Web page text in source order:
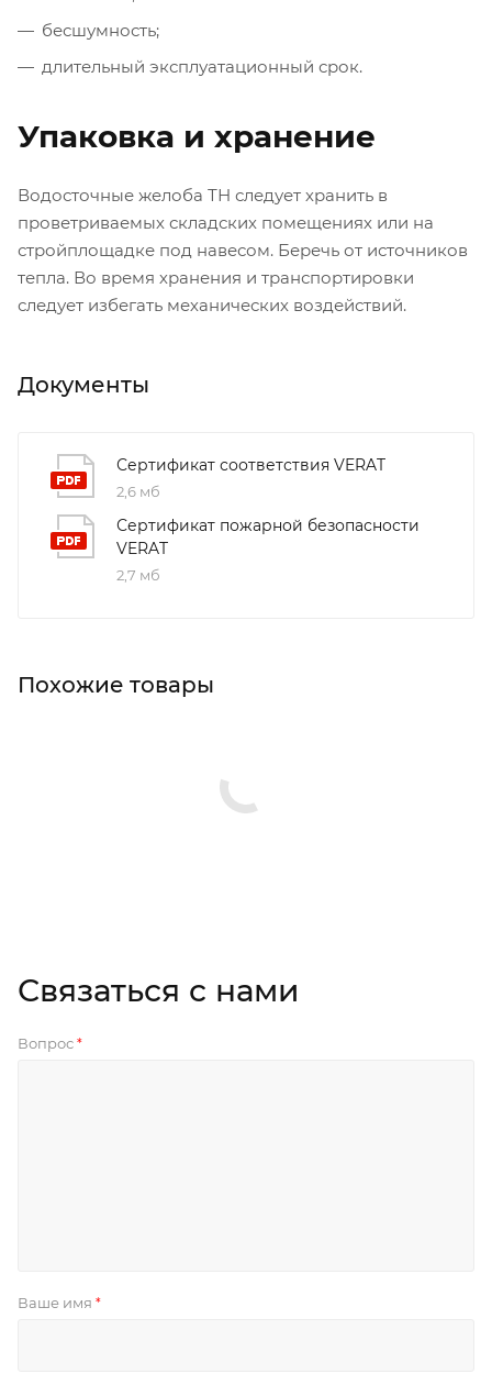
бесшумность;
длительный эксплуатационный срок.
Упаковка и хранение
Водосточные желоба ТН следует хранить в
проветриваемых складских помещениях или на
стройплощадке под навесом. Беречь от источников
тепла. Во время хранения и транспортировки
следует избегать механических воздействий.
Документы
Сертификат соответствия VERAT
2,6 мб
Сертификат пожарной безопасности
VERAT
2,7 мб
Похожие товары
Связаться с нами
Вопрос *
Ваше имя *